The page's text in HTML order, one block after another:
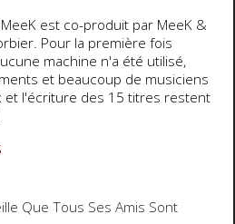
est co-produit par MeeK &
Pour la première fois
machine n'a été utilisé,
et beaucoup de musiciens
et l'écriture des 15 titres restent
Que Tous Ses Amis Sont